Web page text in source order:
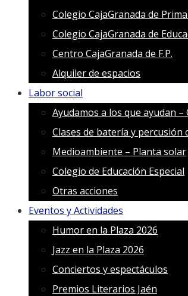
Colegio CajaGranada de
Colegio CajaGranada de
Centro CajaGranada de F.P.
Alquiler de espacios
Labor social
Ayudamos a los que ayudan –
Clases de batería y percusión
Medioambiente – Planta solar
Colegio de Educación Especial
Otras acciones
Eventos y Actividades
Humor en la Plaza 2026
Jazz en la Plaza 2026
Conciertos y espectáculos
Premios Literarios Jaén